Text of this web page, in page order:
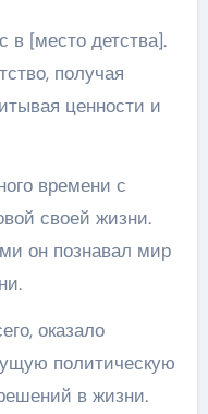
в [место детства].
получая
ценности и
времени с
своей жизни.
он познавал мир
оказало
политическую
в жизни.